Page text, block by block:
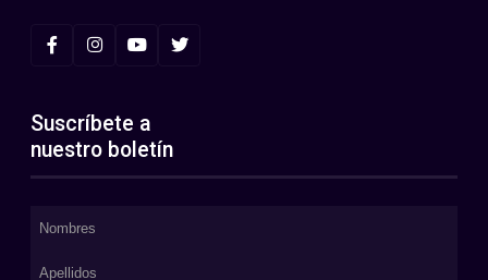
Suscríbete a
nuestro boletín